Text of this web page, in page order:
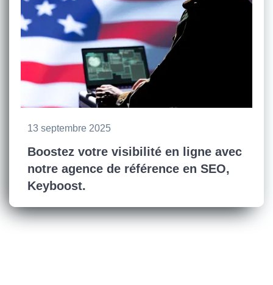
13 septembre 2025
Boostez votre visibilité en ligne avec
notre agence de référence en SEO,
Keyboost.